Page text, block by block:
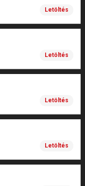
Letöltés
Letöltés
Letöltés
Letöltés